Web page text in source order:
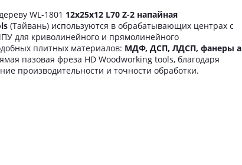
WL-1801 12x25x12 L70 Z-2​ напайная
(Тайвань) используются в обрабатывающих центрах с
для криволинейного и прямолинейного
плитных материалов: МДФ, ДСП, ЛДСП, фанеры а
пазовая фреза HD Woodworking tools, благодаря
производительности и точности обработки.